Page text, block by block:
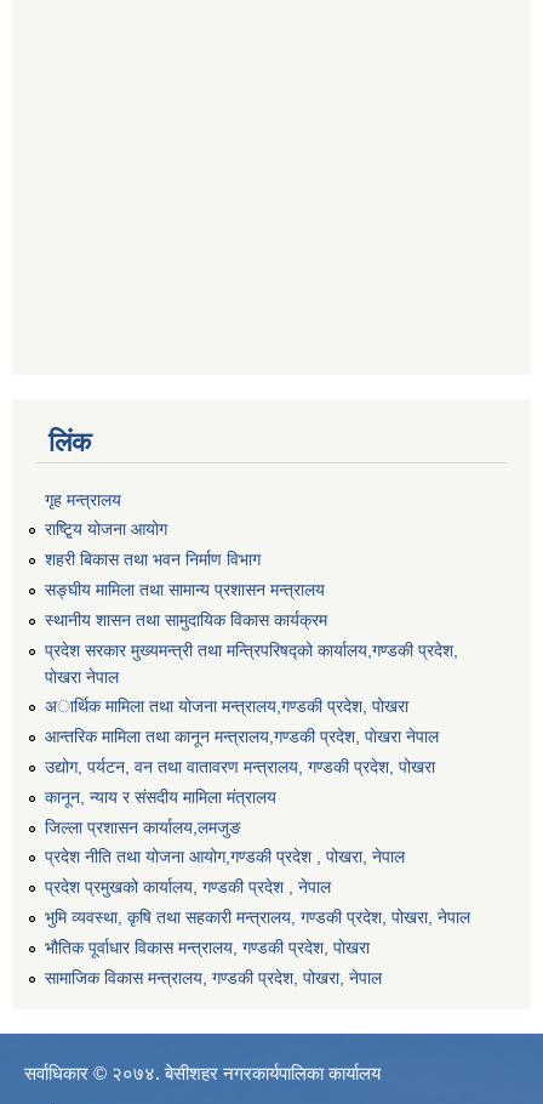
लिंक
गृह मन्त्रालय
राष्टि्ृय योजना आयोग
शहरी बिकास तथा भवन निर्माण विभाग
सङ्घीय मामिला तथा सामान्य प्रशासन मन्त्रालय
स्थानीय शासन तथा सामुदायिक विकास कार्यक्रम
प्रदेश सरकार मुख्यमन्त्री तथा मन्त्रिपरिषद्को कार्यालय,गण्डकी प्रदेश,
पाेखरा नेपाल
अार्थिक मामिला तथा योजना मन्त्रालय,गण्डकी प्रदेश, पोखरा
आन्तरिक मामिला तथा कानून मन्त्रालय,गण्डकी प्रदेश, पाेखरा नेपाल
उद्योग, पर्यटन, वन तथा वातावरण मन्त्रालय, गण्डकी प्रदेश, पोखरा
कानून, न्याय र संसदीय मामिला मंत्रालय
जिल्ला प्रशासन कार्यालय,लमजुङ
प्रदेश नीति तथा योजना आयोग,गण्डकी प्रदेश , पोखरा, नेपाल
प्रदेश प्रमुखको कार्यालय, गण्डकी प्रदेश , नेपाल
भुमि व्यवस्था, कृषि तथा सहकारी मन्त्रालय, गण्डकी प्रदेश, पोखरा, नेपाल
भौतिक पूर्वाधार विकास मन्त्रालय, गण्डकी प्रदेश, पाेखरा
सामाजिक विकास मन्त्रालय, गण्डकी प्रदेश, पोखरा, नेपाल
सर्वाधिकार © २०७४. बेसीशहर नगरकार्यपालिका कार्यालय